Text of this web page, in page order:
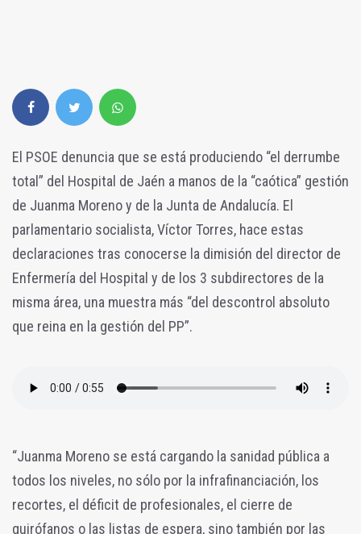
El PSOE denuncia que se está produciendo “el derrumbe
total” del Hospital de Jaén a manos de la “caótica” gestión
de Juanma Moreno y de la Junta de Andalucía. El
parlamentario socialista, Víctor Torres, hace estas
declaraciones tras conocerse la dimisión del director de
Enfermería del Hospital y de los 3 subdirectores de la
misma área, una muestra más “del descontrol absoluto
que reina en la gestión del PP”.
“Juanma Moreno se está cargando la sanidad pública a
todos los niveles, no sólo por la infrafinanciación, los
recortes, el déficit de profesionales, el cierre de
quirófanos o las listas de espera, sino también por las